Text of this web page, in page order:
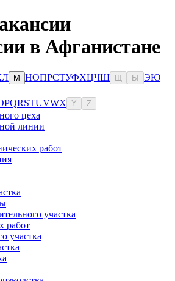
в Афганистане
Л М НОПРСТУФХЦЧШ Ы ЭЮ
PQRSTUVWX Y Z
цеха
линии
работ
участка
работ
участка